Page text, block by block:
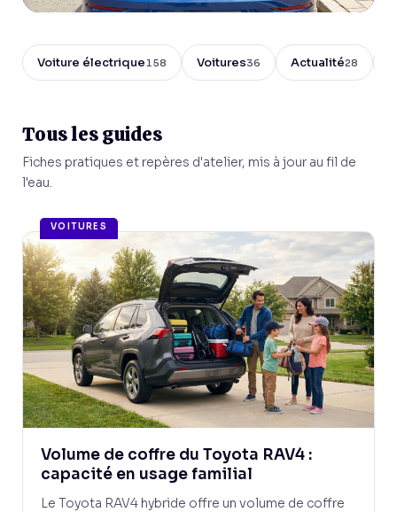
Voiture électrique 158 Voitures36 Actualité28
Tous les guides
Fiches pratiques et repères d'atelier, mis à jour au fil de
l'eau.
VOITURES
Volume de coffre du Toyota RAV4 :
capacité en usage familial
Le Toyota RAV4 hybride offre un volume de coffre